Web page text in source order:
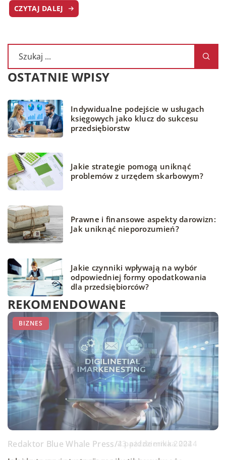
CZYTAJ DALEJ
OSTATNIE WPISY
Indywidualne podejście w usługach
księgowych jako klucz do sukcesu
przedsiębiorstw
Jakie strategie pomogą uniknąć
problemów z urzędem skarbowym?
Prawne i finansowe aspekty darowizn:
Jak uniknąć nieporozumień?
Jakie czynniki wpływają na wybór
odpowiedniej formy opodatkowania
dla przedsiębiorców?
REKOMENDOWANE
BIZNES
BIZNES
Redaktor Blue Whale Press/23 października 2024
BIZNES
Redaktor Blue Whale Press/4 października 2024